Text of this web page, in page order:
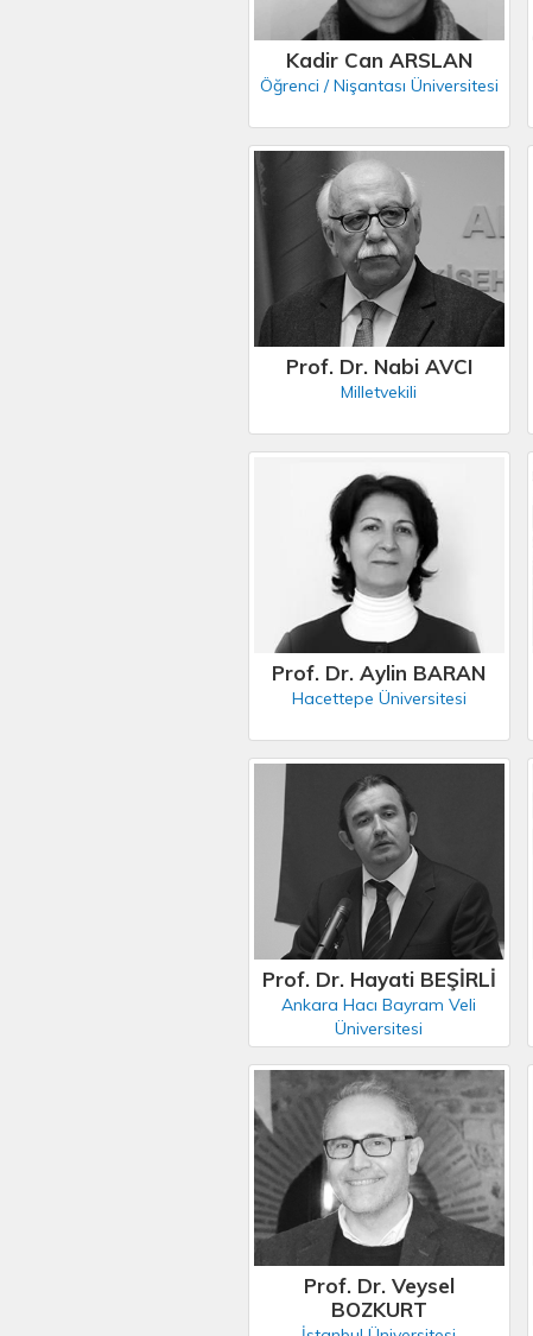
Kadir Can ARSLAN
Öğrenci / Nişantası Üniversitesi
Prof. Dr. Nabi AVCI
Milletvekili
Prof. Dr. Aylin BARAN
Hacettepe Üniversitesi
Prof. Dr. Hayati BEŞİRLİ
Ankara Hacı Bayram Veli
Üniversitesi
Prof. Dr. Veysel
BOZKURT